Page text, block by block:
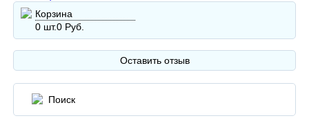
Корзина
0 шт.0 Руб.
Оставить отзыв